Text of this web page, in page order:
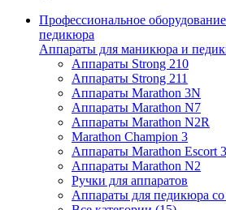
Профессиональное
педикюра
Аппараты для маникюра и
Аппараты Strong 210
Аппараты Strong 211
Аппараты Marathon 3N
Аппараты Marathon N7
Аппараты Marathon N2R
Marathon Champion 3
Аппараты Marathon Escort 3
Аппараты Marathon N2
Ручки для аппаратов
Аппараты для педикюра